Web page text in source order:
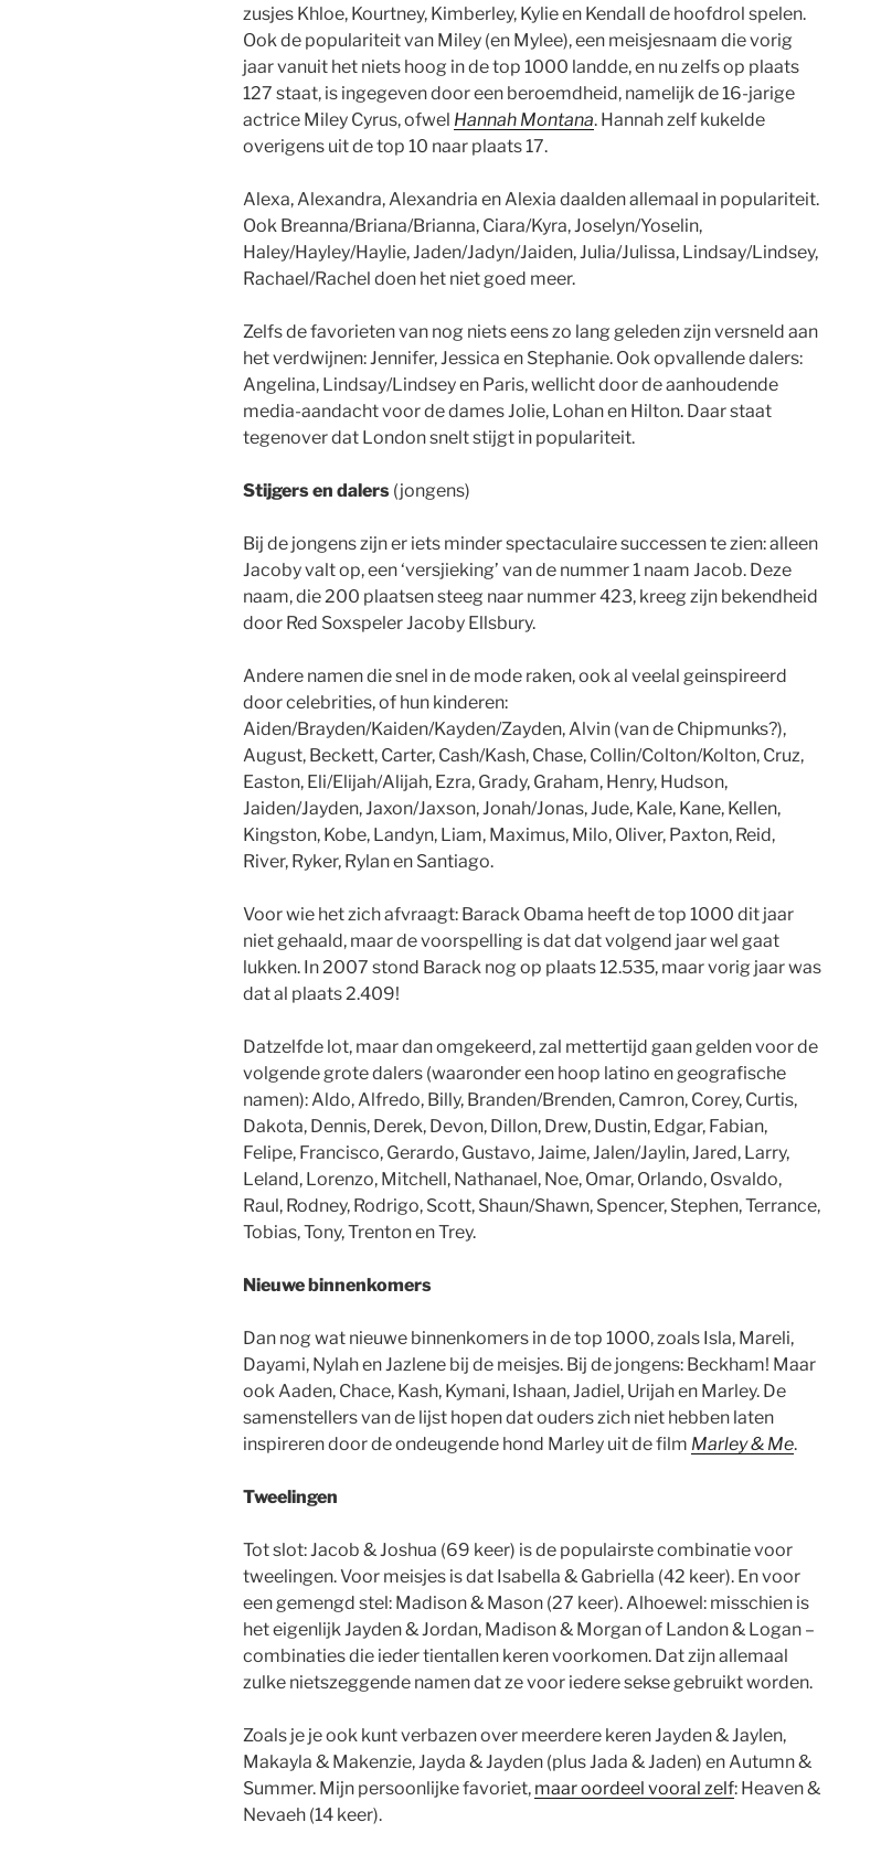
zusjes Khloe, Kourtney, Kimberley, Kylie en Kendall de hoofdrol spelen.
Ook de populariteit van Miley (en Mylee), een meisjesnaam die vorig
jaar vanuit het niets hoog in de top 1000 landde, en nu zelfs op plaats
127 staat, is ingegeven door een beroemdheid, namelijk de 16-jarige
actrice Miley Cyrus, ofwel Hannah Montana. Hannah zelf kukelde
overigens uit de top 10 naar plaats 17.
Alexa, Alexandra, Alexandria en Alexia daalden allemaal in populariteit.
Ook Breanna/Briana/Brianna, Ciara/Kyra, Joselyn/Yoselin,
Haley/Hayley/Haylie, Jaden/Jadyn/Jaiden, Julia/Julissa, Lindsay/Lindsey,
Rachael/Rachel doen het niet goed meer.
Zelfs de favorieten van nog niets eens zo lang geleden zijn versneld aan
het verdwijnen: Jennifer, Jessica en Stephanie. Ook opvallende dalers:
Angelina, Lindsay/Lindsey en Paris, wellicht door de aanhoudende
media-aandacht voor de dames Jolie, Lohan en Hilton. Daar staat
tegenover dat London snelt stijgt in populariteit.
Stijgers en dalers (jongens)
Bij de jongens zijn er iets minder spectaculaire successen te zien: alleen
Jacoby valt op, een ‘versjieking’ van de nummer 1 naam Jacob. Deze
naam, die 200 plaatsen steeg naar nummer 423, kreeg zijn bekendheid
door Red Soxspeler Jacoby Ellsbury.
Andere namen die snel in de mode raken, ook al veelal geinspireerd
door celebrities, of hun kinderen:
Aiden/Brayden/Kaiden/Kayden/Zayden, Alvin (van de Chipmunks?),
August, Beckett, Carter, Cash/Kash, Chase, Collin/Colton/Kolton, Cruz,
Easton, Eli/Elijah/Alijah, Ezra, Grady, Graham, Henry, Hudson,
Jaiden/Jayden, Jaxon/Jaxson, Jonah/Jonas, Jude, Kale, Kane, Kellen,
Kingston, Kobe, Landyn, Liam, Maximus, Milo, Oliver, Paxton, Reid,
River, Ryker, Rylan en Santiago.
Voor wie het zich afvraagt: Barack Obama heeft de top 1000 dit jaar
niet gehaald, maar de voorspelling is dat dat volgend jaar wel gaat
lukken. In 2007 stond Barack nog op plaats 12.535, maar vorig jaar was
dat al plaats 2.409!
Datzelfde lot, maar dan omgekeerd, zal mettertijd gaan gelden voor de
volgende grote dalers (waaronder een hoop latino en geografische
namen): Aldo, Alfredo, Billy, Branden/Brenden, Camron, Corey, Curtis,
Dakota, Dennis, Derek, Devon, Dillon, Drew, Dustin, Edgar, Fabian,
Felipe, Francisco, Gerardo, Gustavo, Jaime, Jalen/Jaylin, Jared, Larry,
Leland, Lorenzo, Mitchell, Nathanael, Noe, Omar, Orlando, Osvaldo,
Raul, Rodney, Rodrigo, Scott, Shaun/Shawn, Spencer, Stephen, Terrance,
Tobias, Tony, Trenton en Trey.
Nieuwe binnenkomers
Dan nog wat nieuwe binnenkomers in de top 1000, zoals Isla, Mareli,
Dayami, Nylah en Jazlene bij de meisjes. Bij de jongens: Beckham! Maar
ook Aaden, Chace, Kash, Kymani, Ishaan, Jadiel, Urijah en Marley. De
samenstellers van de lijst hopen dat ouders zich niet hebben laten
inspireren door de ondeugende hond Marley uit de film Marley & Me.
Tweelingen
Tot slot: Jacob & Joshua (69 keer) is de populairste combinatie voor
tweelingen. Voor meisjes is dat Isabella & Gabriella (42 keer). En voor
een gemengd stel: Madison & Mason (27 keer). Alhoewel: misschien is
het eigenlijk Jayden & Jordan, Madison & Morgan of Landon & Logan –
combinaties die ieder tientallen keren voorkomen. Dat zijn allemaal
zulke nietszeggende namen dat ze voor iedere sekse gebruikt worden.
Zoals je je ook kunt verbazen over meerdere keren Jayden & Jaylen,
Makayla & Makenzie, Jayda & Jayden (plus Jada & Jaden) en Autumn &
Summer. Mijn persoonlijke favoriet, maar oordeel vooral zelf: Heaven &
Nevaeh (14 keer).